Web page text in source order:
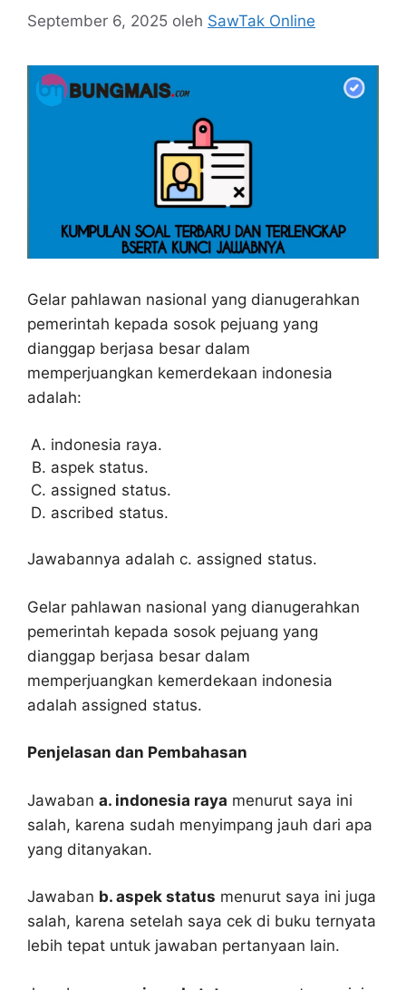
September 6, 2025 oleh SawTak Online
Gelar pahlawan nasional yang dianugerahkan
pemerintah kepada sosok pejuang yang
dianggap berjasa besar dalam
memperjuangkan kemerdekaan indonesia
adalah:
indonesia raya.
aspek status.
assigned status.
ascribed status.
Jawabannya adalah c. assigned status.
Gelar pahlawan nasional yang dianugerahkan
pemerintah kepada sosok pejuang yang
dianggap berjasa besar dalam
memperjuangkan kemerdekaan indonesia
adalah assigned status.
Penjelasan dan Pembahasan
Jawaban a. indonesia raya menurut saya ini
salah, karena sudah menyimpang jauh dari apa
yang ditanyakan.
Jawaban b. aspek status menurut saya ini juga
salah, karena setelah saya cek di buku ternyata
lebih tepat untuk jawaban pertanyaan lain.